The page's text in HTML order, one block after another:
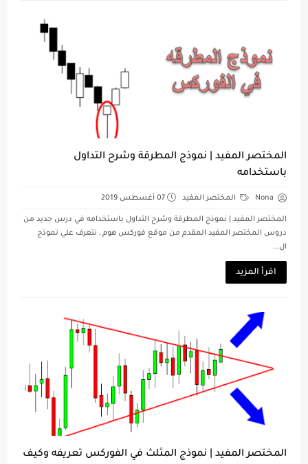
المختصر المفيد | نموذج المطرقة وشرح التداول
باستخدامه
Nona المختصر المفيد 07 أغسطس 2019
المختصر المفيد | نموذج المطرقة وشرح التداول باستخدامه في درس جديد من
دروس المختصر المفيد المقدم من موقع فوركس هوم , نتعرف علي نموذج
ال...
اقرأ المزيد
المختصر المفيد | نموذج المثلث في الفوركس تعريفه وكيف